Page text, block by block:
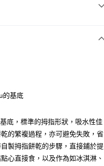
的基底
底，標準的拇指形狀，吸水性佳
的繁複過程，亦可避免失敗，省
製拇指餅乾的步驟，直接鋪於提
心直接食，以及作為如冰淇淋、